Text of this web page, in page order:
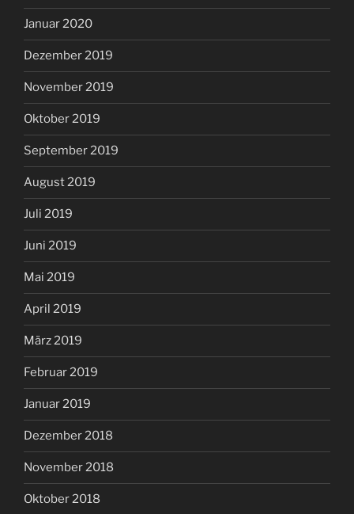
Januar 2020
Dezember 2019
November 2019
Oktober 2019
September 2019
August 2019
Juli 2019
Juni 2019
Mai 2019
April 2019
März 2019
Februar 2019
Januar 2019
Dezember 2018
November 2018
Oktober 2018